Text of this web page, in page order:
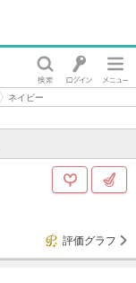
ネイビー
評価グラフ